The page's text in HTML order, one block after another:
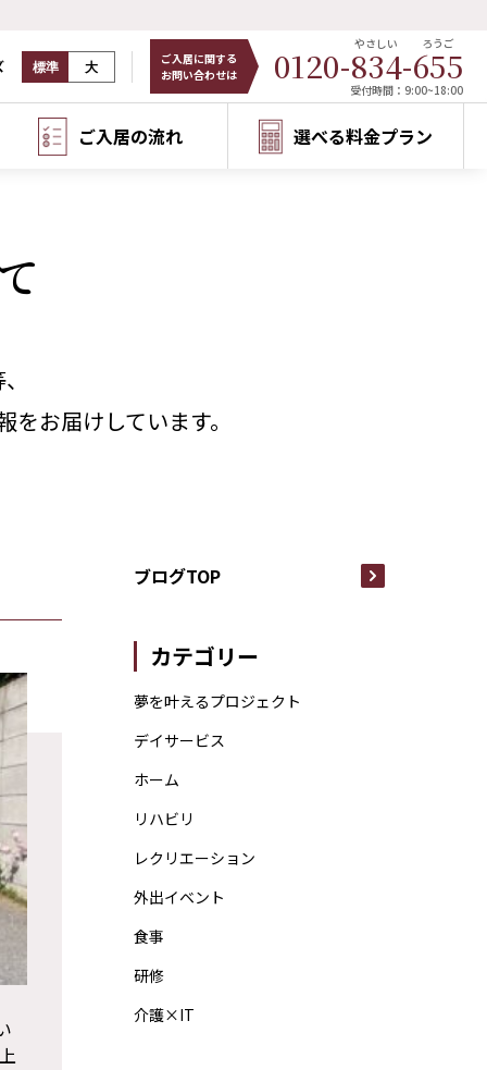
標準 大
ご入居に関する
お問い合わせは
0120-834
やさしい
-655
ろうご
受付時間：9:00~18:00
ご入居の流れ 選べる料金プラン
お届けしています。
ブログTOP
カテゴリー
夢を叶えるプロジェクト
デイサービス
ホーム
リハビリ
レクリエーション
外出イベント
食事
研修
介護×IT